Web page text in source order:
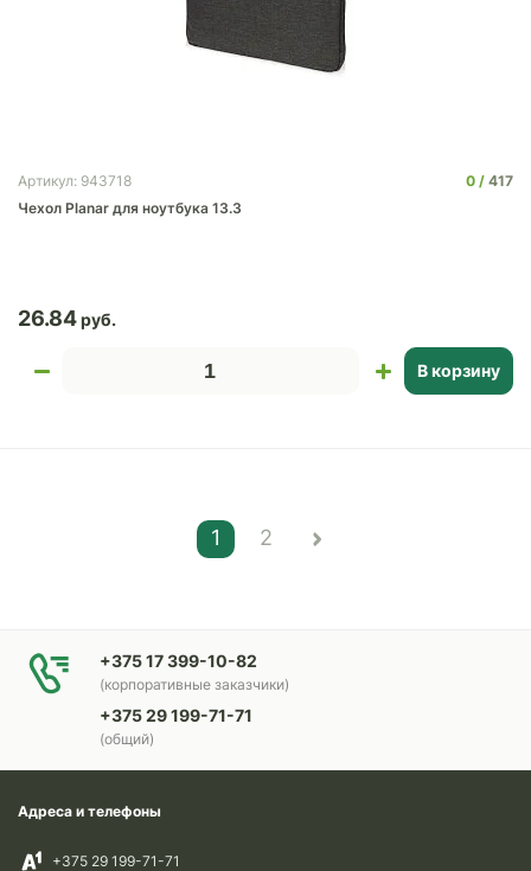
Артикул: 943718 0
417
Чехол Planar для ноутбука 13.3
26.84
В корзину
1 2
+375 17 399-10-82
(корпоративные заказчики)
+375 29 199-71-71
(общий)
Адреса и телефоны
+375 29 199-71-71